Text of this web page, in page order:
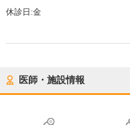
休診日:金
医師・施設情報